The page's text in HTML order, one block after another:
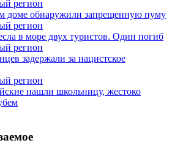
регион
доме обнаружили запрещенную пуму
регион
в море двух туристов. Один погиб
регион
задержали за нацистское
регион
нашли школьницу, жестоко